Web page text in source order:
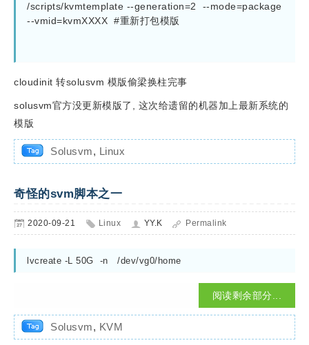
/scripts/kvmtemplate --generation=2  --mode=package
--vmid=kvmXXXX  #重新打包模版
cloudinit 转solusvm 模版偷梁换柱完事
solusvm官方没更新模版了, 这次给遗留的机器加上最新系统的
模版
Solusvm, Linux
奇怪的svm脚本之一
2020-09-21 Linux YY.K Permalink
lvcreate -L 50G  -n   /dev/vg0/home
阅读剩余部分...
Solusvm, KVM